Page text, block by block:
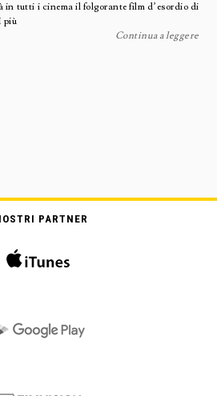
in tutti i cinema il folgorante film d’esordio di
più
Continua a leggere
PARTNER